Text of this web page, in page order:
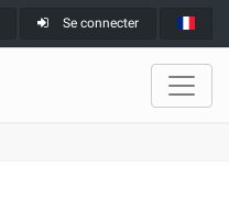
Se connecter